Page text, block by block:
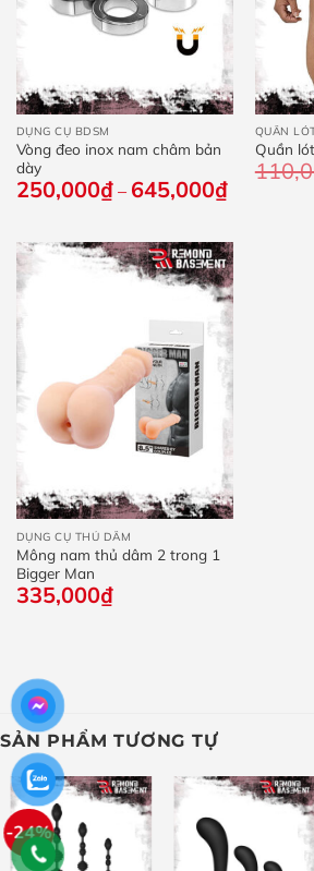
DỤNG CỤ BDSM
Vòng đeo inox nam châm bản
dày
250,000₫ – 645,000₫Khoảng
giá:
250,000₫
đến
645,000₫
QUẦN
Quần
DỤNG CỤ THỦ DÂM
Mông nam thủ dâm 2 trong 1
Bigger Man
335,000₫
SẢN PHẨM TƯƠNG TỰ
-24%